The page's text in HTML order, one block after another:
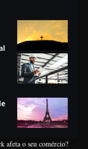
afeta o seu comércio?